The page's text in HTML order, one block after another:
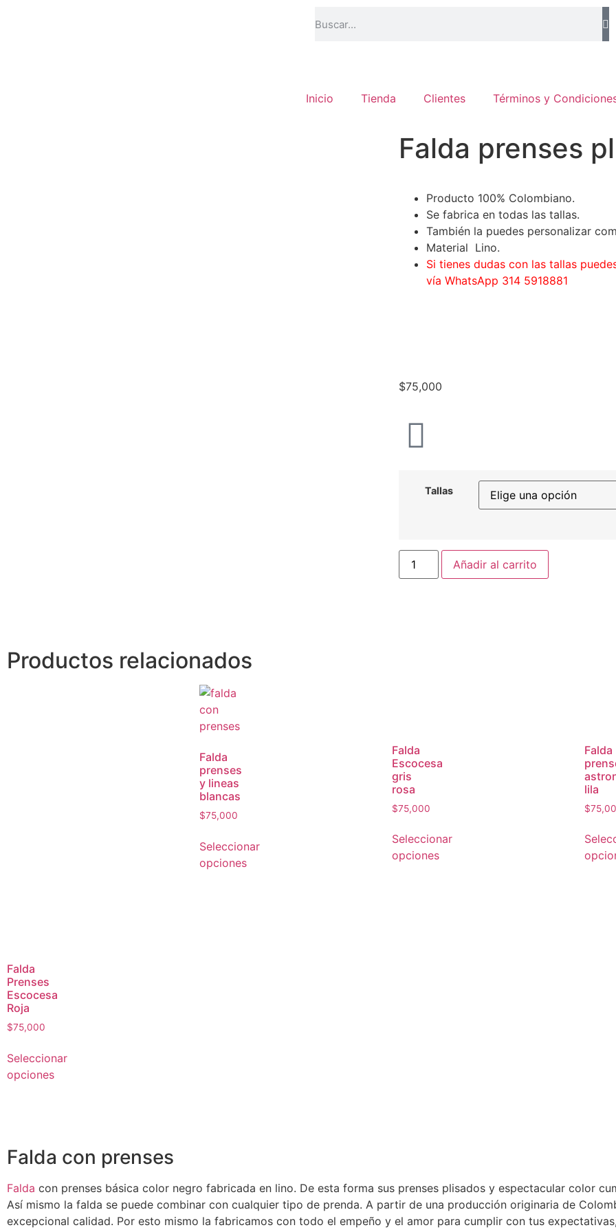
Inicio Tienda Clientes Términos y
Falda prenses
Producto 100% Colombiano.
Se fabrica en todas las tallas.
También la puedes personalizar
Material Lino.
Si tienes dudas con las tallas
vía WhatsApp 314 5918881
$75,000
Tallas
Añadir al carrito
Productos relacionados
Falda
prenses
y lineas
blancas
$75,000
Seleccionar
opciones
Falda
Escocesa
gris
rosa
$75,000
Seleccionar
opciones
Falda
lila
$
Falda
Prenses
Escocesa
Roja
$75,000
Seleccionar
opciones
Falda con prenses
Falda con prenses básica color negro fabricada en lino. De esta forma sus prenses plisados y espectacular color
Así mismo la falda se puede combinar con cualquier tipo de prenda. A partir de una producción originaria de
excepcional calidad. Por esto mismo la fabricamos con todo el empeño y el amor para cumplir con tus